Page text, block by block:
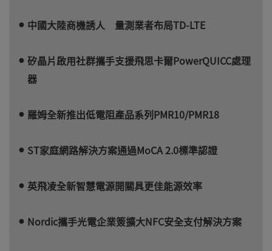
中國大陸商機誘人 量測業者布局TD-LTE
矽晶片啟用社群攜手支援飛思卡爾PowerQUICC處理
器
羅姆全新推出低電阻產品系列PMR10/PMR18
ST家庭網路解決方案通過MoCA 2.0標準認證
英飛凌全新智慧電源開關具更佳能源效率
Nordic攜手光電企業簽擴大NFC安全支付解決方案